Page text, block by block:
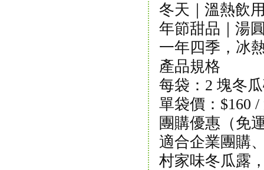
冬天｜溫熱飲
年節甜品｜湯
一年四季，冰
產品規格
每袋：2 塊冬
單袋價：$160 /
團購優惠（免
適合企業團購
村家味冬瓜露